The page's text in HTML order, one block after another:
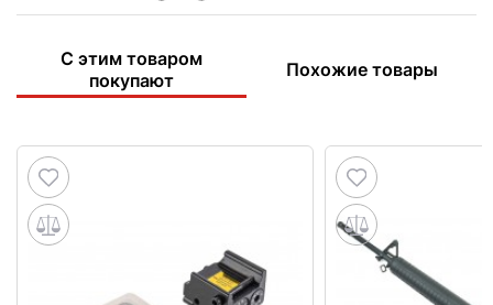
С этим товаром
покупают
Похожие товары